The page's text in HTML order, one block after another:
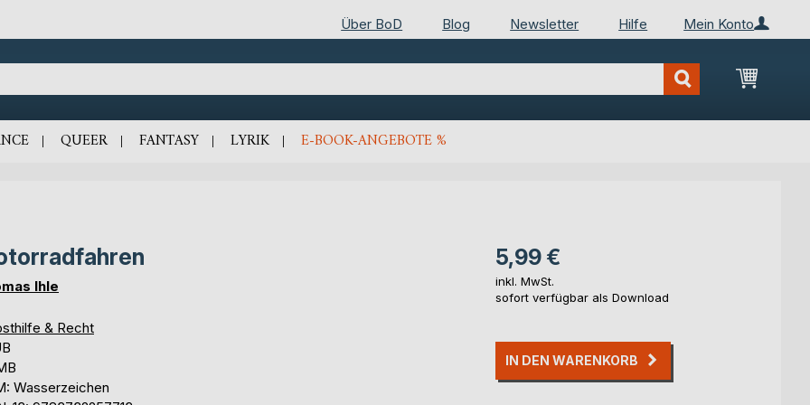
Mein Konto
Über BoD Blog Newsletter Hilfe
Mein
QUEER FANTASY LYRIK E-BOOK-ANGEBOTE %
Ihle
& Recht
Wasserzeichen
5,99 €
inkl. MwSt.
sofort verfügbar als Download
IN DEN WARENKORB